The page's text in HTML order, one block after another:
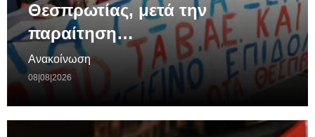
Θεσπρωτίας, μετά την
παραίτηση…
Ανακοίνωση
08|08|2026